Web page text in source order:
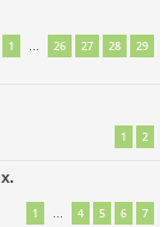
1 … 26 27 28 29
1 2
1 … 4 5 6 7